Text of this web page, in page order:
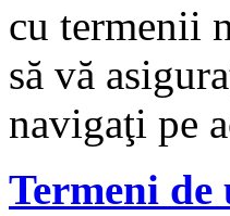
cu termenii
să vă
navigaţi pe
Termeni